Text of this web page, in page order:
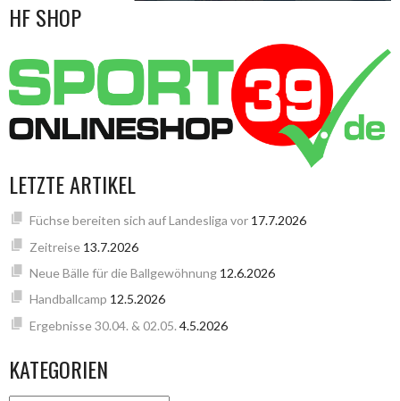
HF SHOP
LETZTE ARTIKEL
Füchse bereiten sich auf Landesliga vor 17.7.2026
Zeitreise 13.7.2026
Neue Bälle für die Ballgewöhnung 12.6.2026
Handballcamp 12.5.2026
Ergebnisse 30.04. & 02.05. 4.5.2026
KATEGORIEN